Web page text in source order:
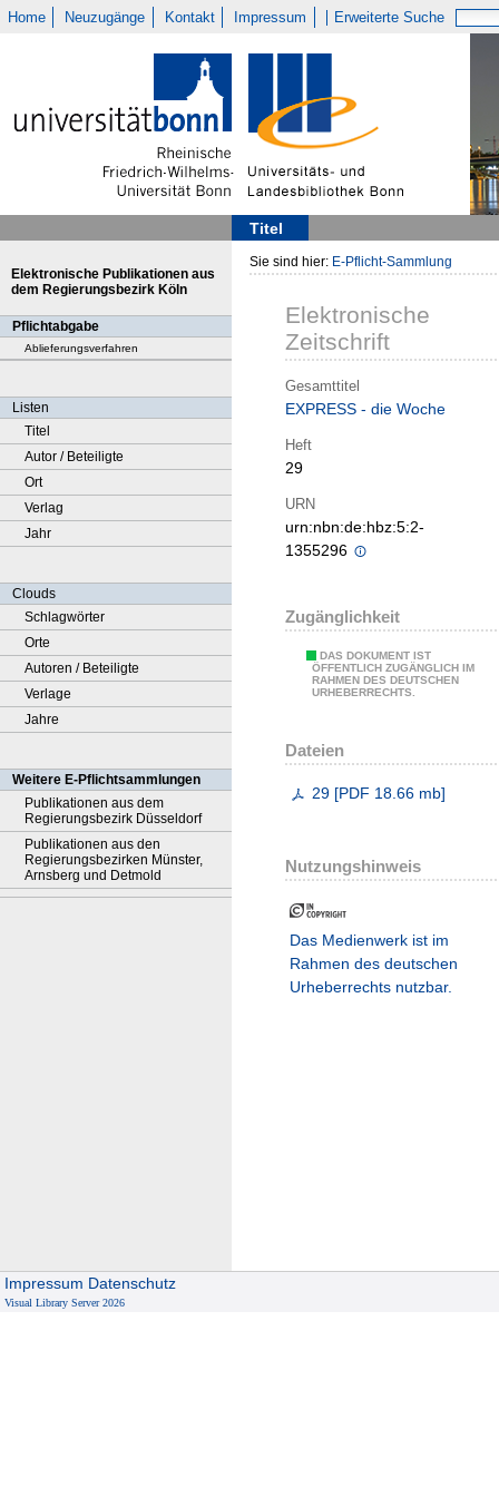
Home Neuzugänge Kontakt Impressum Erweiterte Suche
Titel
Elektronische Publikationen aus
dem Regierungsbezirk Köln
Pflichtabgabe
Ablieferungsverfahren
Listen
Titel
Autor / Beteiligte
Ort
Verlag
Jahr
Clouds
Schlagwörter
Orte
Autoren / Beteiligte
Verlage
Jahre
Weitere E-Pflichtsammlungen
Publikationen aus dem
Regierungsbezirk Düsseldorf
Publikationen aus den
Regierungsbezirken Münster,
Arnsberg und Detmold
Sie sind hier: E-Pflicht-Sammlung
Elektronische
Zeitschrift
Gesamttitel
EXPRESS - die Woche
Heft
29
URN
urn:nbn:de:hbz:5:2-
1355296
Zugänglichkeit
DAS DOKUMENT IST
ÖFFENTLICH ZUGÄNGLICH IM
RAHMEN DES DEUTSCHEN
URHEBERRECHTS.
Dateien
29 [PDF 18.66 mb]
Nutzungshinweis
Das Medienwerk ist im
Rahmen des deutschen
Urheberrechts nutzbar.
Impressum Datenschutz
Visual Library Server 2026